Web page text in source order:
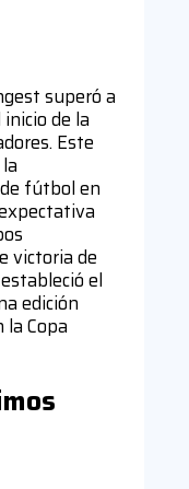
superó a
de la
Este
fútbol en
victoria de
el
edición
Copa